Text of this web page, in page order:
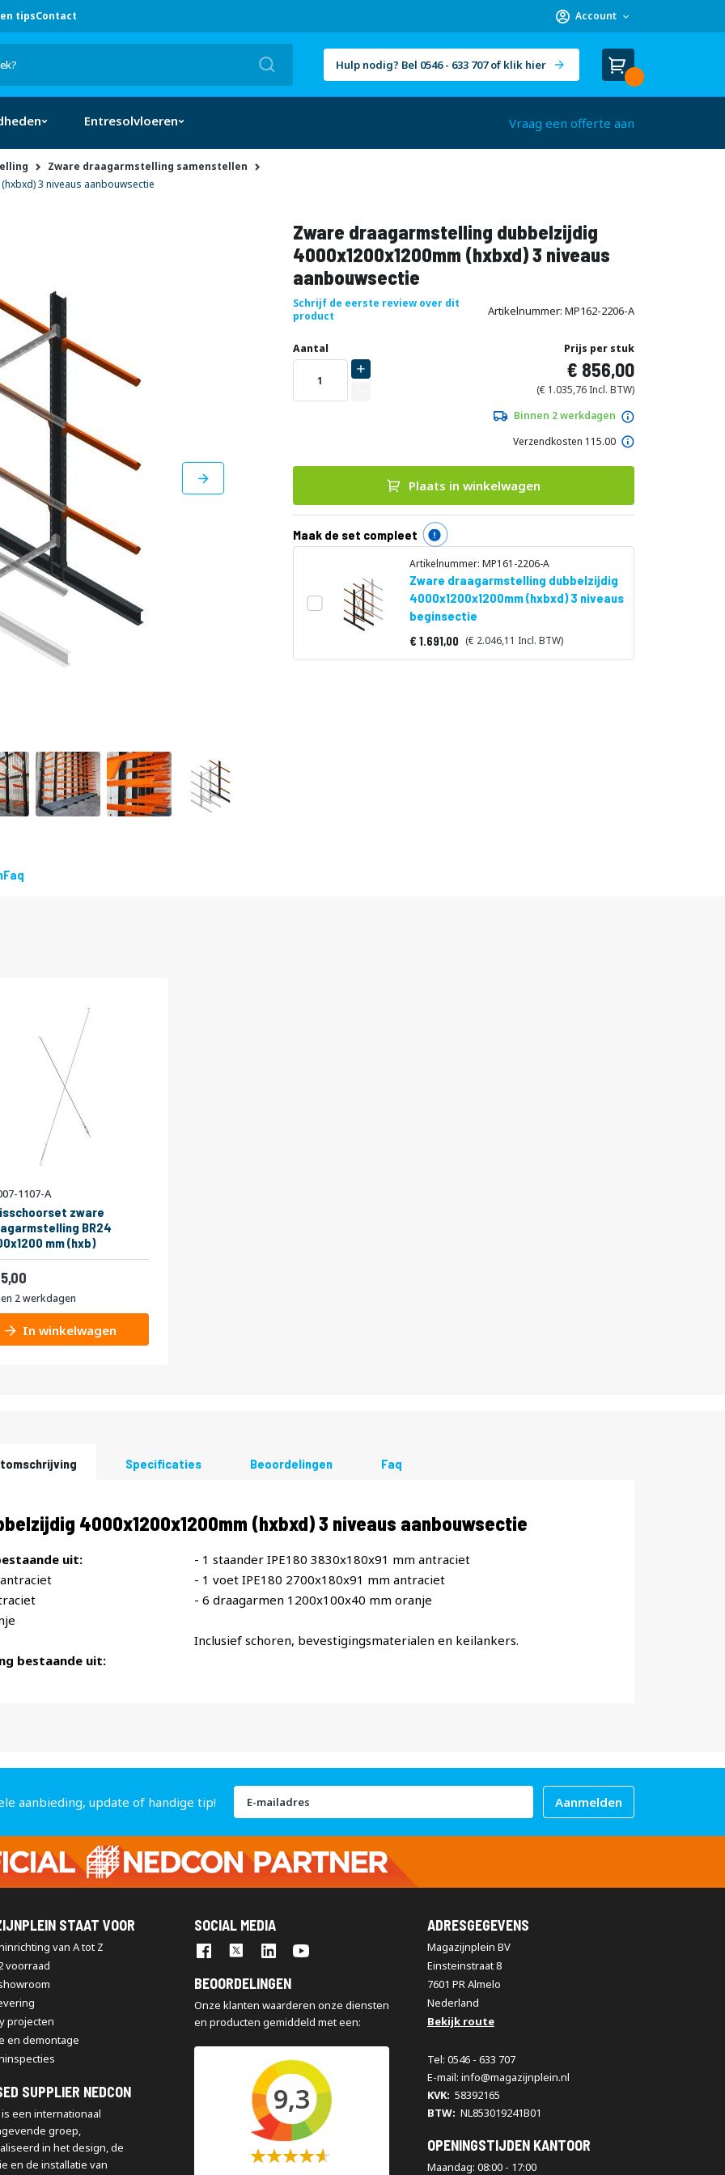
tipsContact Account
Hulp nodig? Bel 0546 - 633 707 of klik hier
Winkelwagen
Cart
Entresolvloeren Vraag een offerte aan
Zware draagarmstelling samenstellen
3 niveaus aanbouwsectie
Zware draagarmstelling dubbelzijdig
4000x1200x1200mm (hxbxd) 3 niveaus
aanbouwsectie
Schrijf de eerste review over dit
product
Artikelnummer MP162-2206-A
Aantal Prijs per stuk
856,00
1.035,76
Binnen 2 werkdagen
Verzendkosten 115.00
Plaats in winkelwagen
Maak de set compleet
Artikelnummer: MP161-2206-A
Zware draagarmstelling dubbelzijdig
4000x1200x1200mm (hxbxd) 3 niveaus
beginsectie
1.691,00 2.046,11
Faq
1107-A
zware
BR24
mm (hxb)
2 werkdagen
In winkelwagen
4000x1200x1200mm (hxbxd) 3 niveaus aanbouwsectie
uit:
bestaande uit:
- 1 staander IPE180 3830x180x91 mm antraciet
- 1 voet IPE180 2700x180x91 mm antraciet
- 6 draagarmen 1200x100x40 mm oranje
Inclusief schoren, bevestigingsmaterialen en keilankers.
Specificaties Beoordelingen Faq
aanbieding, update of handige tip!
Abonneer
op
onze
nieuwsbrief
Aanmelden
STAAT VOOR
van A tot Z
voorraad
projecten
en demontage
SUPPLIER NEDCON
een internationaal
groep,
in het design, de
en de installatie van
SOCIAL MEDIA
BEOORDELINGEN
Onze klanten waarderen onze diensten
en producten gemiddeld met een:
9,3
Waardering:
ADRESGEGEVENS
Magazijnplein BV
Einsteinstraat 8
7601 PR Almelo
Nederland
Bekijk route
Tel: 0546 - 633 707
E-mail: info@magazijnplein.nl
KVK: 58392165
BTW: NL853019241B01
OPENINGSTIJDEN KANTOOR
Maandag: 08:00 - 17:00